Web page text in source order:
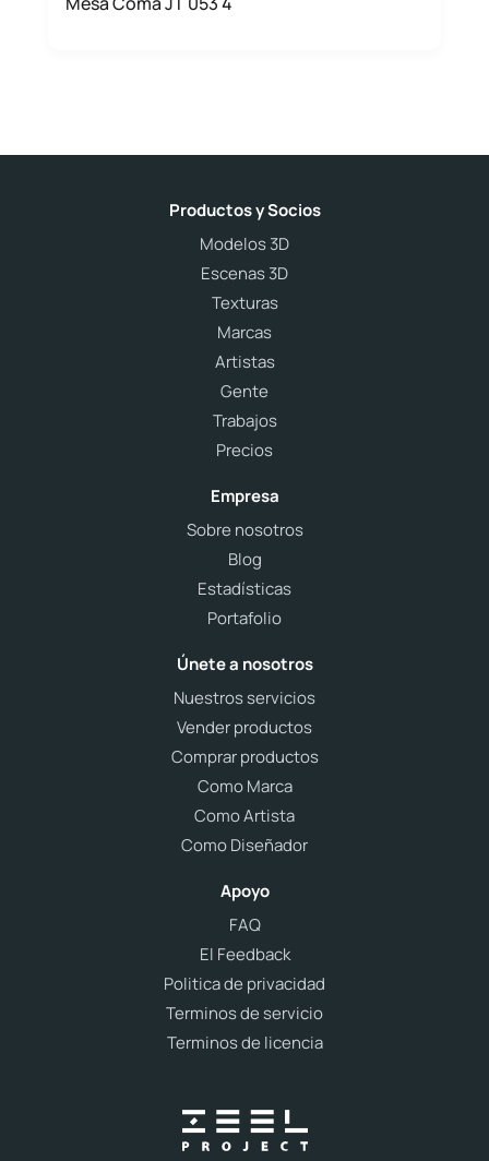
Productos y Socios
Modelos 3D
Escenas 3D
Texturas
Marcas
Artistas
Gente
Trabajos
Precios
Empresa
Sobre nosotros
Blog
Estadísticas
Portafolio
Únete a nosotros
Nuestros servicios
Vender productos
Comprar productos
Como Marca
Como Artista
Como Diseñador
Apoyo
FAQ
El Feedback
Politica de privacidad
Terminos de servicio
Terminos de licencia